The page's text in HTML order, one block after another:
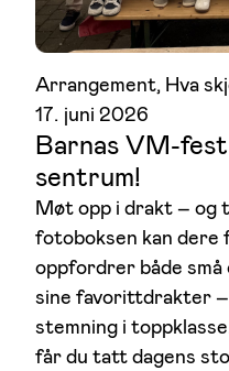
Arrangement, Hva
17. juni 2026
Barnas VM-
sentrum!
Møt opp i drakt – og
fotoboksen kan dere
oppfordrer både
sine favorittdrakter –
stemning i
får du tatt dagens